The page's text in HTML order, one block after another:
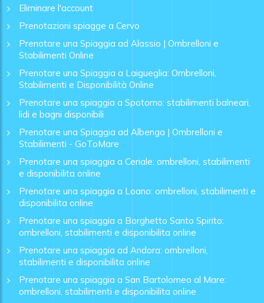
Eliminare l'account
Prenotazioni spiagge a Cervo
Prenotare una Spiaggia ad Alassio | Ombrelloni e
Stabilimenti Online
Prenotare una Spiaggia a Laigueglia: Ombrelloni,
Stabilimenti e Disponibilità Online
Prenotare una spiaggia a Spotorno: stabilimenti balneari,
lidi e bagni disponibili
Prenotare una Spiaggia ad Albenga | Ombrelloni e
Stabilimenti - GoToMare
Prenotare una spiaggia a Ceriale: ombrelloni, stabilimenti
e disponibilita online
Prenotare una spiaggia a Loano: ombrelloni, stabilimenti e
disponibilita online
Prenotare una spiaggia a Borghetto Santo Spirito:
ombrelloni, stabilimenti e disponibilita online
Prenotare una spiaggia ad Andora: ombrelloni,
stabilimenti e disponibilita online
Prenotare una spiaggia a San Bartolomeo al Mare:
ombrelloni, stabilimenti e disponibilita online